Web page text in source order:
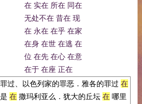
在 实在 所在 同在
无处不在 昔在 现
在 永在 在乎 在家
在身 在世 在逃 在
位 在先 在心 在意
在于 在座 正在
过、以色列家的罪恶．雅各的罪过 在
在 撒玛利亚么．犹大的丘坛 在 哪里